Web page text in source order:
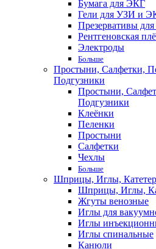
Бумага для ЭКГ
Гели для УЗИ и
Презервативы
Рентгеновская
Электроды
Больше
Простыни, Салфетки,
Подгузники
Простыни,
Подгузники
Клеёнки
Пеленки
Простыни
Салфетки
Чехлы
Больше
Шприцы, Иглы,
Шприцы, Иглы,
Жгуты венозные
Иглы для
Иглы
Иглы спинальные
Канюли